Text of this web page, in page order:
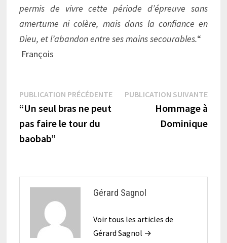
permis de vivre cette période d’épreuve sans
amertume ni colère, mais dans la confiance en
Dieu, et l’abandon entre ses mains secourables.“
François
Navigation
de
l’article
PUBLICATION PRÉCÉDENTEPublication
précédente :
“Un seul bras ne peut
pas faire le tour du
baobab”
PUBLICATION SUIVANTE
Hommage à
Dominique
Gérard Sagnol
Voir tous les articles de
Gérard Sagnol →